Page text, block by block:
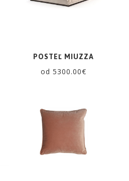
POSTEĽ MIUZZA
od 5300.00€